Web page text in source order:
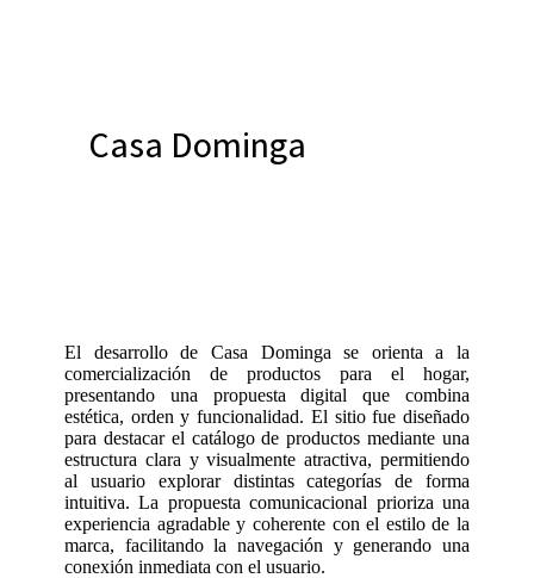
Casa Dominga
El desarrollo de Casa Dominga se orienta a la
comercialización de productos para el hogar,
presentando una propuesta digital que combina
estética, orden y funcionalidad. El sitio fue diseñado
para destacar el catálogo de productos mediante una
estructura clara y visualmente atractiva, permitiendo
al usuario explorar distintas categorías de forma
intuitiva. La propuesta comunicacional prioriza una
experiencia agradable y coherente con el estilo de la
marca, facilitando la navegación y generando una
conexión inmediata con el usuario.